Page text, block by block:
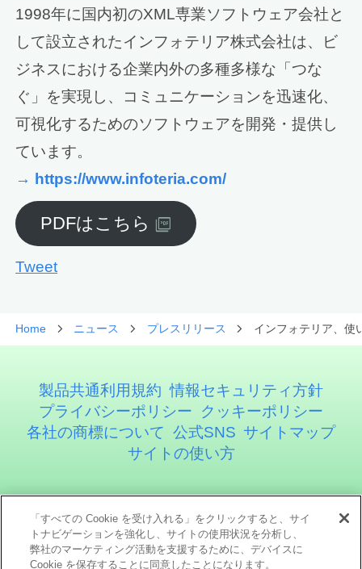
1998年に国内初のXML専業ソフトウェア会社と
して設立されたインフォテリア株式会社は、ビ
ジネスにおける企業内外の多種多様な「つな
ぐ」を実現し、コミュニケーションを迅速化、
可視化するためのソフトウェアを開発・提供し
ています。
→ https://www.infoteria.com/
PDFはこちら
Tweet
Home ニュース プレスリリース インフォテリア、使
製品共通利用規約 情報セキュリティ方針
プライバシーポリシー
クッキーポリシー
各社の商標について 公式SNS サイトマップ
サイトの使い方
アステリア株式会社
「すべての Cookie を受け入れる」をクリックすると、サイ
トナビゲーションを強化し、サイトの使用状況を分析し、
弊社のマーケティング活動を支援するために、デバイスに
Cookie を保存することに同意したことになります。